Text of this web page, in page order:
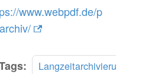
mit webPDF
& bereinigen
www.webpdf.de/p
Langzeitarchivierung